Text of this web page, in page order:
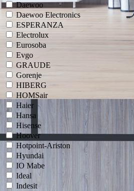
Daewoo
Daewoo Electronics
ESPERANZA
Electrolux
Eurosoba
Evgo
GRAUDE
Gorenje
HIBERG
HOMSair
Haier
Hansa
Hisense
Hoover
Hotpoint-Ariston
Hyundai
IO Mabe
Ideal
Indesit